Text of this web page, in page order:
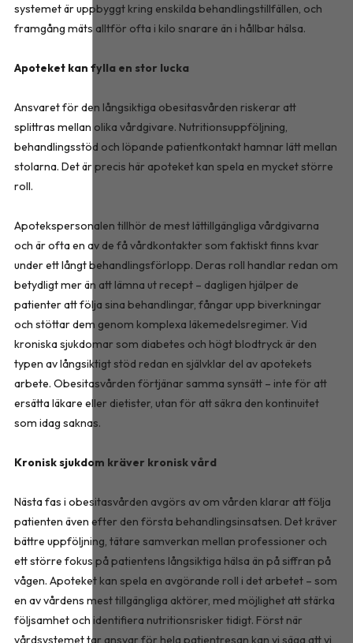
systemet är uppbyggt kring enskilda behandlingstillfällen, och
framgång mäts alltför ofta i kilo snarare än i hållbar hälsa.
Apoteket kan fylla en stor lucka
Ansvaret för den långsiktiga obesitasvården riskerar att
splittras mellan olika vårdgivare. Nutritionsuppföljning,
behandlingsstöd och löpande patientkontakt hamnar lätt mellan
stolarna. Det är precis här apoteket kan spela en mycket större
roll.
Apotekspersonalen tillhör de mest lättillgängliga vårdgivarna
och är ofta en av de få vårdkontakter som faktiskt finns kvar
under ett långt behandlingsförlopp. Deras roll handlar redan om
betydligt mer än att lämna ut recept – dagligen hjälper de
patienter att följa sina behandlingar, fångar upp biverkningar
och stöttar dem genom komplexa läkemedelsregimer. Vid
kroniska sjukdomar som diabetes och högt blodtryck är den
typen av långsiktigt stöd redan en självklar del av apotekets
arbete. Obesitasvården förtjänar samma synsätt – inte för att
ersätta läkare eller dietister, utan för att säkra den kontinuitet
som idag saknas.
Kronisk sjukdom kräver kronisk vård
Nästa fas i obesitasvården avgörs av om vården klarar att följa
patienten även efter den första behandlingsinsatsen. Det kräver
bättre uppföljning, tätare samverkan mellan professioner och
ett större fokus på patientens långsiktiga hälsa än på siffran på
vågen. Apoteket kan spela en avgörande roll i det arbetet – som
en av vårdens mest tillgängliga aktörer, med möjlighet att stärka
följsamhet och identifiera nutritionsrisker tidigt. Först när
vårdsystemet tar ansvar för hela patientresan kan vi säga att vi